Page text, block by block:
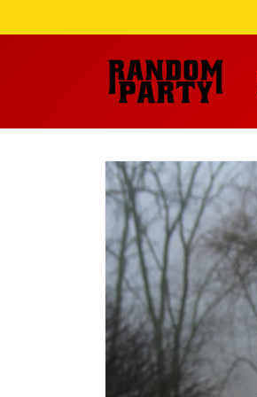
al contenido
directamente
a la
información
del producto